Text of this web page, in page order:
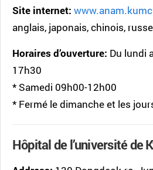
Site internet:
anglais, japonais, chinois,
Horaires d’ouverture: Du lundi
17h30
* Samedi 09h00-12h00
* Fermé le dimanche et les
Hôpital de l’université de